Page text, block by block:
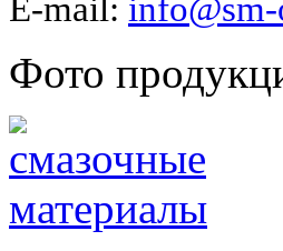
E-mail:
Фото